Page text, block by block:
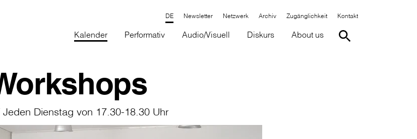
Newsletter Netzwerk Archiv Zugänglichkeit Kontakt
Kalender Performativ Audio/Visuell Diskurs About us
Dienstag von 17.30-18.30 Uhr